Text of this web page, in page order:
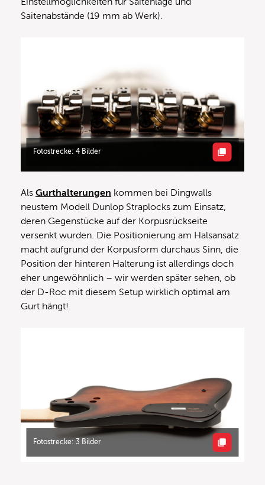
Saitenabstände (19 mm ab Werk).
Fotostrecke: 4 Bilder
Als Gurthalterungen kommen bei Dingwalls
neustem Modell Dunlop Straplocks zum Einsatz,
deren Gegenstücke auf der Korpusrückseite
versenkt wurden. Die Positionierung am Halsansatz
macht aufgrund der Korpusform durchaus Sinn, die
Position der hinteren Halterung ist allerdings doch
eher ungewöhnlich – wir werden später sehen, ob
der D-Roc mit diesem Setup wirklich optimal am
Gurt hängt!
Fotostrecke: 3 Bilder